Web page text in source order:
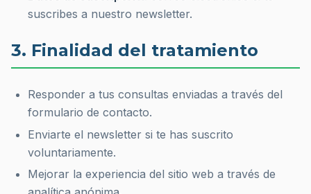
suscribes a nuestro newsletter.
3. Finalidad del tratamiento
Responder a tus consultas enviadas a través del
formulario de contacto.
Enviarte el newsletter si te has suscrito
voluntariamente.
Mejorar la experiencia del sitio web a través de